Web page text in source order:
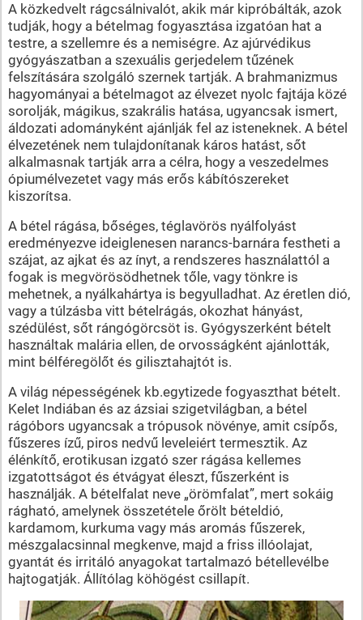
A közkedvelt rágcsálnivalót, akik már kipróbálták, azok
tudják, hogy a bételmag fogyasztása izgatóan hat a
testre, a szellemre és a nemiségre. Az ajúrvédikus
gyógyászatban a szexuális gerjedelem tűzének
felszítására szolgáló szernek tartják. A brahmanizmus
hagyományai a bételmagot az élvezet nyolc fajtája közé
sorolják, mágikus, szakrális hatása, ugyancsak ismert,
áldozati adományként ajánlják fel az isteneknek. A bétel
élvezetének nem tulajdonítanak káros hatást, sőt
alkalmasnak tartják arra a célra, hogy a veszedelmes
ópiumélvezetet vagy más erős kábítószereket
kiszorítsa.
A bétel rágása, bőséges, téglavörös nyálfolyást
eredményezve ideiglenesen narancs-barnára festheti a
szájat, az ajkat és az ínyt, a rendszeres használattól a
fogak is megvörösödhetnek tőle, vagy tönkre is
mehetnek, a nyálkahártya is begyulladhat. Az éretlen dió,
vagy a túlzásba vitt bételrágás, okozhat hányást,
szédülést, sőt rángógörcsöt is. Gyógyszerként bételt
használtak malária ellen, de orvosságként ajánlották,
mint bélféregölőt és gilisztahajtót is.
A világ népességének kb.egytizede fogyaszthat bételt.
Kelet Indiában és az ázsiai szigetvilágban, a bétel
rágóbors ugyancsak a trópusok növénye, amit csípős,
fűszeres ízű, piros nedvű leveleiért termesztik. Az
élénkítő, erotikusan izgató szer rágása kellemes
izgatottságot és étvágyat éleszt, fűszerként is
használják. A bételfalat neve „örömfalat”, mert sokáig
rágható, amelynek összetétele őrölt bételdió,
kardamom, kurkuma vagy más aromás fűszerek,
mészgalacsinnal megkenve, majd a friss illóolajat,
gyantát és irritáló anyagokat tartalmazó bétellevélbe
hajtogatják. Állítólag köhögést csillapít.